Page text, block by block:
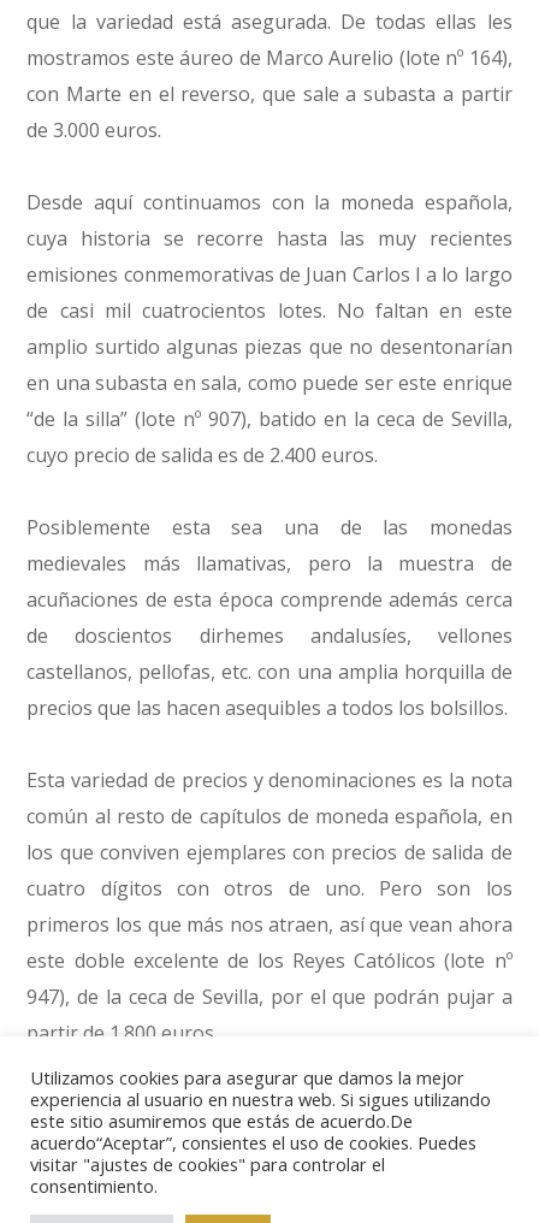
que la variedad está asegurada. De todas ellas les
mostramos este áureo de Marco Aurelio (lote nº 164),
con Marte en el reverso, que sale a subasta a partir
de 3.000 euros.
Desde aquí continuamos con la moneda española,
cuya historia se recorre hasta las muy recientes
emisiones conmemorativas de Juan Carlos I a lo largo
de casi mil cuatrocientos lotes. No faltan en este
amplio surtido algunas piezas que no desentonarían
en una subasta en sala, como puede ser este enrique
“de la silla” (lote nº 907), batido en la ceca de Sevilla,
cuyo precio de salida es de 2.400 euros.
Posiblemente esta sea una de las monedas
medievales más llamativas, pero la muestra de
acuñaciones de esta época comprende además cerca
de doscientos dirhemes andalusíes, vellones
castellanos, pellofas, etc. con una amplia horquilla de
precios que las hacen asequibles a todos los bolsillos.
Esta variedad de precios y denominaciones es la nota
común al resto de capítulos de moneda española, en
los que conviven ejemplares con precios de salida de
cuatro dígitos con otros de uno. Pero son los
primeros los que más nos atraen, así que vean ahora
este doble excelente de los Reyes Católicos (lote nº
947), de la ceca de Sevilla, por el que podrán pujar a
partir de 1.800 euros.
O estos ocho escudos (lote nº 1181), batidos en la
ceca de Lima en 1768 para Carlos III, en los que
encontramos al monarca retratado con el tipo
conocido como “cara de rata”, una pieza muy rara y
Utilizamos cookies para asegurar que damos la mejor
experiencia al usuario en nuestra web. Si sigues utilizando
este sitio asumiremos que estás de acuerdo.De
acuerdo“Aceptar”, consientes el uso de cookies. Puedes
visitar "ajustes de cookies" para controlar el
consentimiento.